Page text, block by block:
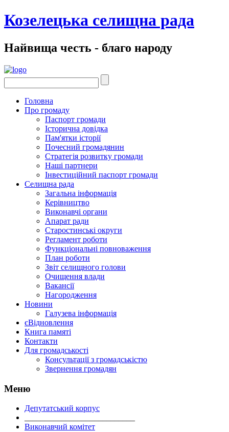
Козелецька селищна рада
Найвища честь - благо народу
Головна
Про громаду
Паспорт громади
Історична довідка
Пам'ятки історії
Почесний громадянин
Стратегія розвитку громади
Наші партнери
Інвестиційний паспорт громади
Селищна рада
Загальна інформація
Керівництво
Виконавчі органи
Апарат ради
Старостинські округи
Регламент роботи
Функціональні повноваження
План роботи
Звіт селищного голови
Очищення влади
Вакансії
Нагородження
Новини
Галузева інформація
єВідновлення
Книга памяті
Контакти
Для громадськості
Консультації з громадськістю
Звернення громадян
Меню
Депутатський корпус
Виконавчий комітет